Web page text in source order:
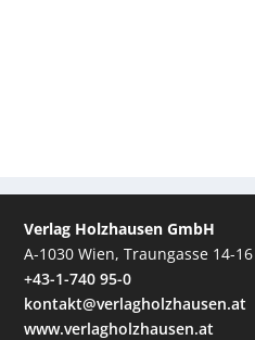
Verlag Holzhausen GmbH
A-1030 Wien, Traungasse 14-16
+43-1-740 95-0
kontakt@verlagholzhausen.at
www.verlagholzhausen.at